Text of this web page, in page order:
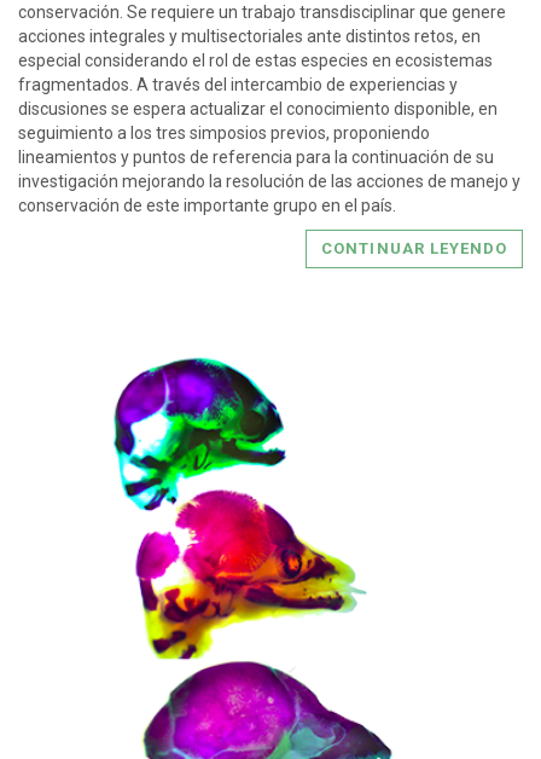
conservación. Se requiere un trabajo transdisciplinar que genere
acciones integrales y multisectoriales ante distintos retos, en
especial considerando el rol de estas especies en ecosistemas
fragmentados. A través del intercambio de experiencias y
discusiones se espera actualizar el conocimiento disponible, en
seguimiento a los tres simposios previos, proponiendo
lineamientos y puntos de referencia para la continuación de su
investigación mejorando la resolución de las acciones de manejo y
conservación de este importante grupo en el país.
CONTINUAR LEYENDO